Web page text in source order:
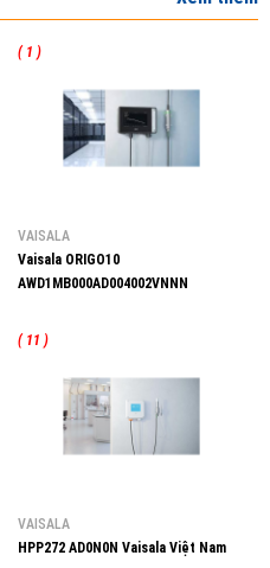
( 1 )
VAISALA
Vaisala ORIGO10
AWD1MB000AD004002VNNN
( 11 )
VAISALA
HPP272 AD0N0N Vaisala Việt Nam